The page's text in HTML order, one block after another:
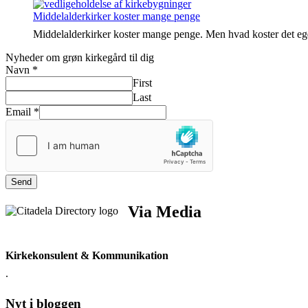
Middelalderkirker koster mange penge
Middelalderkirker koster mange penge. Men hvad koster det
Nyheder om grøn kirkegård til dig
Navn *
First
Last
Email *
Send
Via Media
Kirkekonsulent & Kommunikation
.
Nyt i bloggen